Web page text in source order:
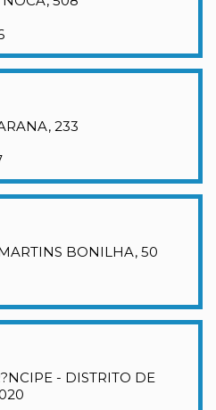
233
BONILHA, 50
- DISTRITO DE